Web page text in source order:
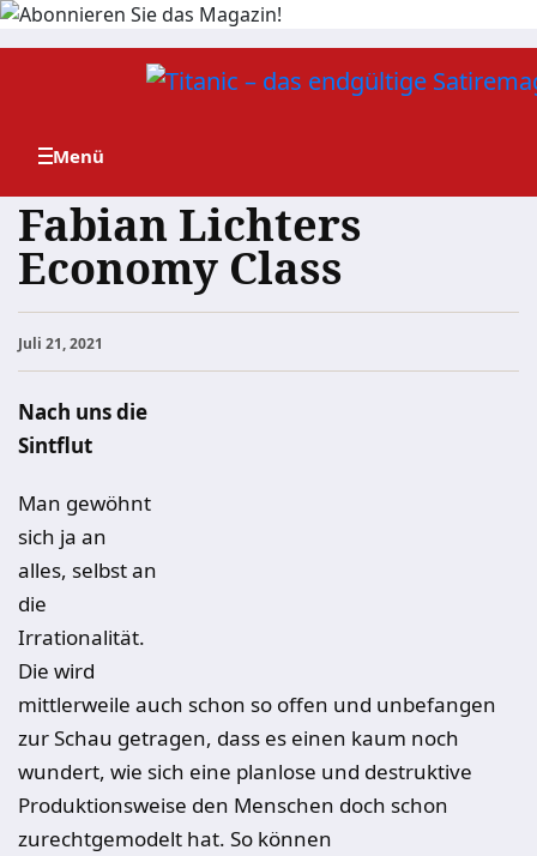
Zum
Fabian Lichters
Economy Class
Juli 21, 2021
Nach uns die
Sintflut
Man gewöhnt
sich ja an
alles, selbst an
die
Irrationalität.
Die wird
mittlerweile auch schon so offen und unbefangen
zur Schau getragen, dass es einen kaum noch
wundert, wie sich eine planlose und destruktive
Produktionsweise den Menschen doch schon
zurechtgemodelt hat. So können